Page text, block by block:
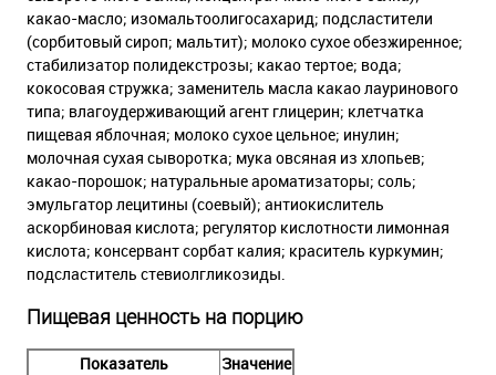
какао-масло; изомальтоолигосахарид; подсластители
(сорбитовый сироп; мальтит); молоко сухое обезжиренное;
стабилизатор полидекстрозы; какао тертое; вода;
кокосовая стружка; заменитель масла какао лауринового
типа; влагоудерживающий агент глицерин; клетчатка
пищевая яблочная; молоко сухое цельное; инулин;
молочная сухая сыворотка; мука овсяная из хлопьев;
какао-порошок; натуральные ароматизаторы; соль;
эмульгатор лецитины (соевый); антиокислитель
аскорбиновая кислота; регулятор кислотности лимонная
кислота; консервант сорбат калия; краситель куркумин;
подсластитель стевиолгликозиды.
Пищевая ценность на порцию
Показатель
Значение